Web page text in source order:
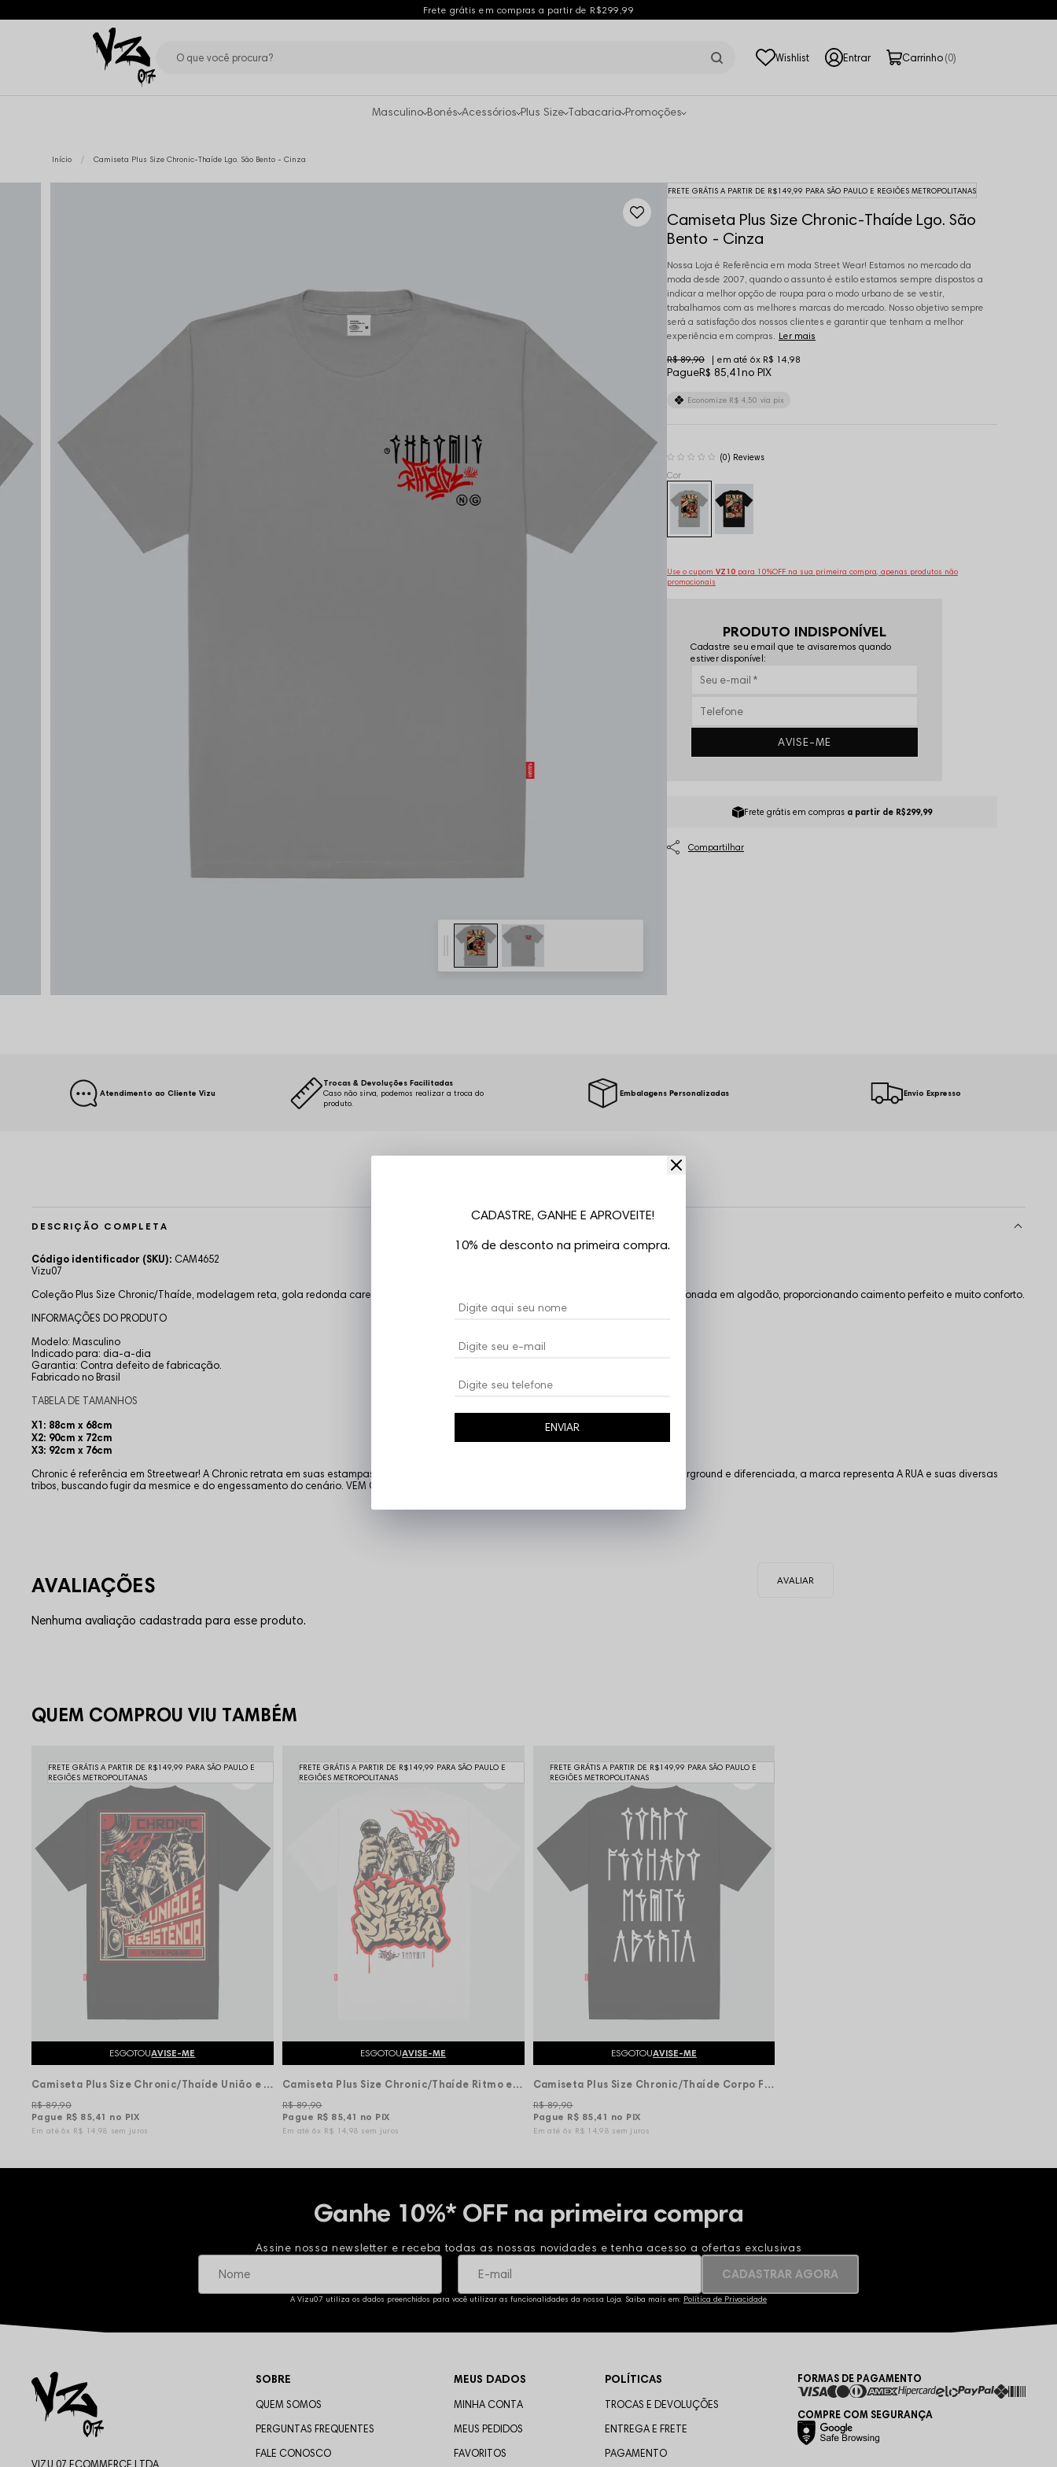
Frete grátis em compras a partir de R$299,99
0
Masculino Bonés Acessórios Plus Size Tabacaria Promoções
Início Camiseta Plus Size Chronic-Thaíde Lgo. São Bento - Cinza
FRETE GRÁTIS A PARTIR DE R$149,99 PARA SÃO PAULO E REGIÕES METROPOLITANAS
Camiseta Plus Size Chronic-Thaíde Lgo. São
Bento - Cinza
Nossa Loja é Referência em moda Street Wear! Estamos no mercado da
moda desde 2007, quando o assunto é estilo estamos sempre dispostos a
indicar a melhor opção de roupa para o modo urbano de se vestir,
trabalhamos com as melhores marcas do mercado. Nosso objetivo sempre
será a satisfação dos nossos clientes e garantir que tenham a melhor
experiência em compras. Ler mais
PagueR$ 85,41no PIX
R$ 89,90 6x R$ 14,98
Economize R$ 4,50 via pix
(0)
Use o cupom VZ10 para 10%OFF na sua primeira compra, apenas produtos não
promocionais
PRODUTO INDISPONÍVEL
Cadastre seu email que te avisaremos quando
estiver disponível:
AVISE-ME
Frete grátis em compras a partir de R$299,99
Atendimento ao Cliente Vizu
Trocas & Devoluções Facilitadas
Caso não sirva, podemos realizar a troca do
produto.
Embalagens Personalizadas Envio Expresso
DESCRIÇÃO COMPLETA
Código identificador (SKU): CAM4652
Vizu07
Coleção Plus Size Chronic/Thaíde, modelagem reta, gola redonda careca, mangas curtas, estampa em silk, costuras reforçadas, confeccionada em algodão, proporcionando caimento perfeito e muito conforto.
INFORMAÇÕES DO PRODUTO
Modelo: Masculino
Indicado para: dia-a-dia
Garantia: Contra defeito de fabricação.
Fabricado no Brasil
TABELA DE TAMANHOS
X1: 88cm x 68cm
X2: 90cm x 72cm
X3: 92cm x 76cm
Chronic é referência em Streetwear! A Chronic retrata em suas estampas temas complexos que as demais tratam como tabu. Urbana, underground e diferenciada, a marca representa A RUA e suas diversas
tribos, buscando fugir da mesmice e do engessamento do cenário. VEM COM NOIZ!
Nenhuma avaliação cadastrada para esse produto.
QUEM COMPROU VIU TAMBÉM
FRETE GRÁTIS A PARTIR DE R$149,99 PARA SÃO PAULO E
REGIÕES METROPOLITANAS
ESGOTOUAVISE-ME
Camiseta Plus Size Chronic/Thaíde União e Resistência - Preta
Pague R$ 85,41 no PIX
R$ 89,90
6x R$ 14,98 sem juros
FRETE GRÁTIS A PARTIR DE R$149,99 PARA SÃO PAULO E
REGIÕES METROPOLITANAS
ESGOTOUAVISE-ME
Camiseta Plus Size Chronic/Thaíde Ritmo e Poesia Guns Hip Hop - Branca
Pague R$ 85,41 no PIX
R$ 89,90
6x R$ 14,98 sem juros
FRETE GRÁTIS A PARTIR DE R$149,99 PARA SÃO PAULO E
REGIÕES METROPOLITANAS
ESGOTOUAVISE-ME
Camiseta Plus Size Chronic/Thaíde Corpo Fechado Frase - Preta
Pague R$ 85,41 no PIX
R$ 89,90
6x R$ 14,98 sem juros
Ganhe 10%* OFF na primeira compra
Assine nossa newsletter e receba todas as nossas novidades e tenha acesso a ofertas exclusivas
CADASTRAR AGORA
A Vizu07 utiliza os dados preenchidos para você utilizar as funcionalidades da nossa Loja. Saiba mais em: Política de Privacidade
SOBRE
QUEM SOMOS
PERGUNTAS FREQUENTES
FALE CONOSCO
MEUS DADOS
MINHA CONTA
MEUS PEDIDOS
FAVORITOS
POLÍTICAS
TROCAS E DEVOLUÇÕES
ENTREGA E FRETE
PAGAMENTO
VIZU 07 ECOMMERCE LTDA
FORMAS DE PAGAMENTO
COMPRE COM SEGURANÇA
CADASTRE, GANHE E APROVEITE!
10% de desconto na primeira compra.
ENVIAR